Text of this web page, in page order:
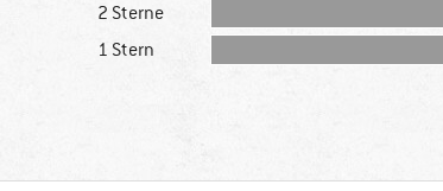
2 Sterne
1 Stern